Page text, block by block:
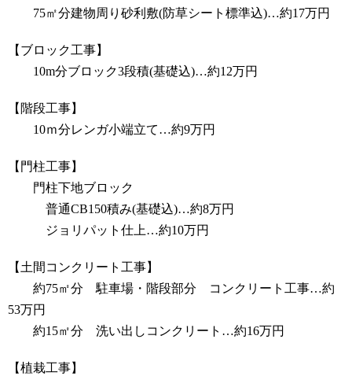
75㎡分建物周り砂利敷(防草シート標準込)…約17万円
【ブロック工事】
10m分ブロック3段積(基礎込)…約12万円
【階段工事】
10ｍ分レンガ小端立て…約9万円
【門柱工事】
門柱下地ブロック
普通CB150積み(基礎込)…約8万円
ジョリパット仕上…約10万円
【土間コンクリート工事】
約75㎡分 駐車場・階段部分 コンクリート工事…約
53万円
約15㎡分 洗い出しコンクリート…約16万円
【植栽工事】